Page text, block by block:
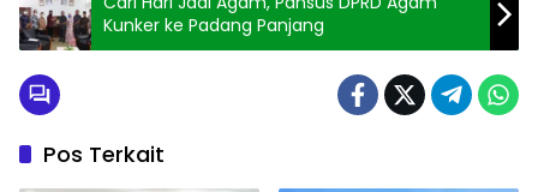
Kunker ke Padang Panjang
Pos Terkait